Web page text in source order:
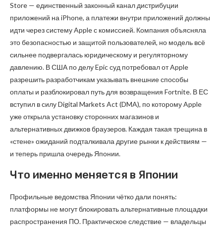
Store — единственный законный канал дистрибуции
приложений на iPhone, а платежи внутри приложений должны
идти через систему Apple с комиссией. Компания объясняла
это безопасностью и защитой пользователей, но модель всё
сильнее подвергалась юридическому и регуляторному
давлению. В США по делу Epic суд потребовал от Apple
разрешить разработчикам указывать внешние способы
оплаты и разблокировал путь для возвращения Fortnite. В ЕС
вступил в силу Digital Markets Act (DMA), по которому Apple
уже открыла установку сторонних магазинов и
альтернативных движков браузеров. Каждая такая трещина в
«стене» ожиданий подталкивала другие рынки к действиям —
и теперь пришла очередь Японии.
Что именно меняется в Японии
Профильные ведомства Японии чётко дали понять:
платформы не могут блокировать альтернативные площадки
распространения ПО. Практическое следствие — владельцы